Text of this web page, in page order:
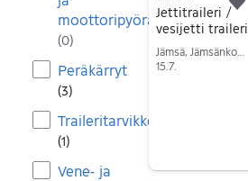
moottoripyöräkärryt
(0)
Peräkärryt
(3)
Traileritarvikkeet
(1)
Vene- ja
Jettitraileri /
vesijetti traileri
15.7.